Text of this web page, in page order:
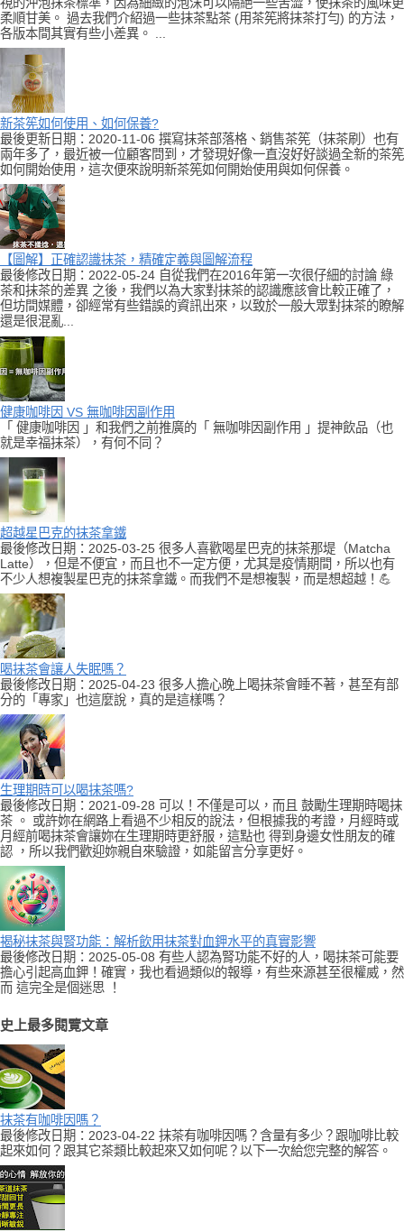
柔順甘美。 過去我們介紹過一些抹茶點茶 (用茶筅將抹茶打勻) 的方法，
各版本間其實有些小差異。 ...
新茶筅如何使用、如何保養?
最後更新日期：2020-11-06 撰寫抹茶部落格、銷售茶筅（抹茶刷）也有
兩年多了，最近被一位顧客問到，才發現好像一直沒好好談過全新的茶筅
如何開始使用，這次便來說明新茶筅如何開始使用與如何保養。
【圖解】正確認識抹茶，精確定義與圖解流程
最後修改日期：2022-05-24 自從我們在2016年第一次很仔細的討論 綠
茶和抹茶的差異 之後，我們以為大家對抹茶的認識應該會比較正確了，
但坊間媒體，卻經常有些錯誤的資訊出來，以致於一般大眾對抹茶的瞭解
還是很混亂...
健康咖啡因 VS 無咖啡因副作用
「 健康咖啡因 」和我們之前推廣的「 無咖啡因副作用 」提神飲品（也
就是幸福抹茶），有何不同？
超越星巴克的抹茶拿鐵
最後修改日期：2025-03-25 很多人喜歡喝星巴克的抹茶那堤（Matcha
Latte），但是不便宜，而且也不一定方便，尤其是疫情期間，所以也有
不少人想複製星巴克的抹茶拿鐵。而我們不是想複製，而是想超越！💪
喝抹茶會讓人失眠嗎？
最後修改日期：2025-04-23 很多人擔心晚上喝抹茶會睡不著，甚至有部
分的「專家」也這麼說，真的是這樣嗎？
生理期時可以喝抹茶嗎?
最後修改日期：2021-09-28 可以！不僅是可以，而且 鼓勵生理期時喝抹
茶 。 或許妳在網路上看過不少相反的說法，但根據我的考證，月經時或
月經前喝抹茶會讓妳在生理期時更舒服，這點也 得到身邊女性朋友的確
認 ，所以我們歡迎妳親自來驗證，如能留言分享更好。
揭秘抹茶與腎功能：解析飲用抹茶對血鉀水平的真實影響
最後修改日期：2025-05-08 有些人認為腎功能不好的人，喝抹茶可能要
擔心引起高血鉀！確實，我也看過類似的報導，有些來源甚至很權威，然
而 這完全是個迷思 ！
史上最多閱覽文章
抹茶有咖啡因嗎？
最後修改日期：2023-04-22 抹茶有咖啡因嗎？含量有多少？跟咖啡比較
起來如何？跟其它茶類比較起來又如何呢？以下一次給您完整的解答。